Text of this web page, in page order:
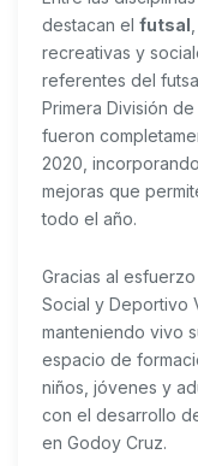
destacan el futsal
recreativas y
referentes del
Primera División de
fueron
2020,
mejoras que
todo el año.
Gracias al
Social y Deportivo
manteniendo vivo
espacio de
niños, jóvenes y
con el desarrollo
en Godoy Cruz.